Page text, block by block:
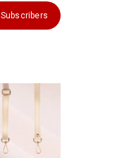
Subscribers